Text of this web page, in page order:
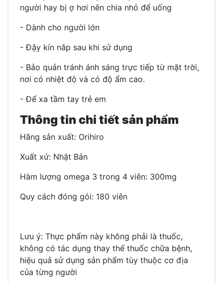
người hay bị ợ hơi nên chia nhỏ để uống
- Dành cho người lớn
- Đậy kín nắp sau khi sử dụng
- Bảo quản tránh ánh sáng trực tiếp từ mặt trời,
nơi có nhiệt độ và có độ ẩm cao.
- Để xa tầm tay trẻ em
Thông tin chi tiết sản phẩm
Hãng sản xuất: Orihiro
Xuất xứ: Nhật Bản
Hàm lượng omega 3 trong 4 viên: 300mg
Quy cách đóng gói: 180 viên
Lưu ý: Thực phẩm này không phải là thuốc,
không có tác dụng thay thế thuốc chữa bệnh,
hiệu quả sử dụng sản phẩm tùy thuộc cơ địa
của từng người